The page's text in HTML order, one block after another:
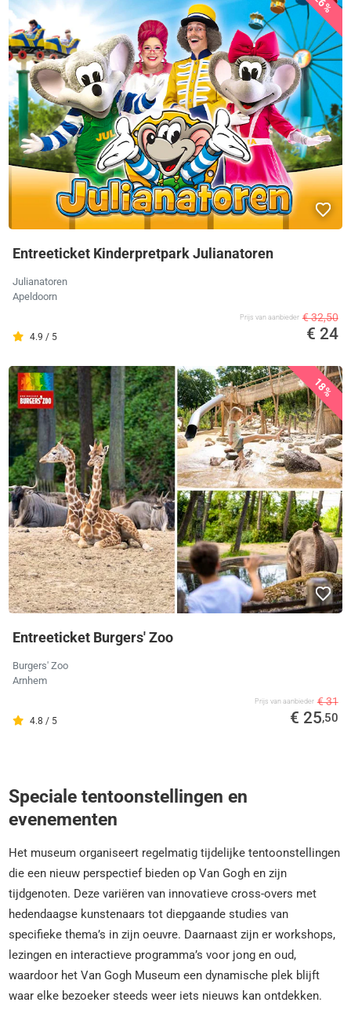
Entreeticket Kinderpretpark Julianatoren
Julianatoren
Apeldoorn
4.9 / 5
Prijs van aanbieder € 32,50
€ 24
18%
Entreeticket Burgers' Zoo
Burgers' Zoo
Arnhem
4.8 / 5
Prijs van aanbieder € 31
€ 25,50
Speciale tentoonstellingen en
evenementen
Het museum organiseert regelmatig tijdelijke tentoonstellingen
die een nieuw perspectief bieden op Van Gogh en zijn
tijdgenoten. Deze variëren van innovatieve cross-overs met
hedendaagse kunstenaars tot diepgaande studies van
specifieke thema’s in zijn oeuvre. Daarnaast zijn er workshops,
lezingen en interactieve programma’s voor jong en oud,
waardoor het Van Gogh Museum een dynamische plek blijft
waar elke bezoeker steeds weer iets nieuws kan ontdekken.